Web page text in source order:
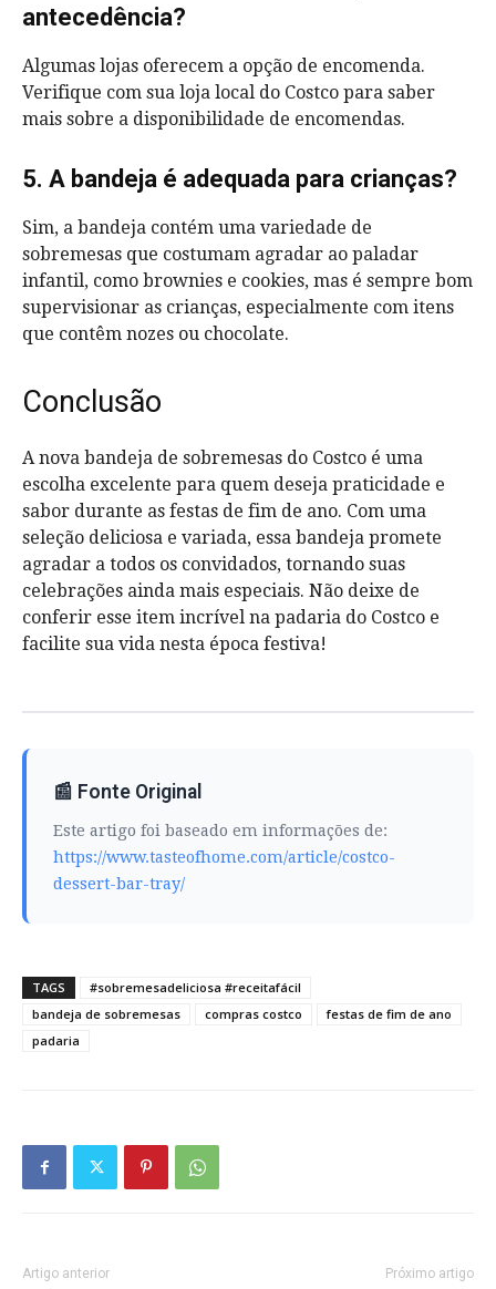
antecedência?
Algumas lojas oferecem a opção de encomenda.
Verifique com sua loja local do Costco para saber
mais sobre a disponibilidade de encomendas.
5. A bandeja é adequada para crianças?
Sim, a bandeja contém uma variedade de
sobremesas que costumam agradar ao paladar
infantil, como brownies e cookies, mas é sempre bom
supervisionar as crianças, especialmente com itens
que contêm nozes ou chocolate.
Conclusão
A nova bandeja de sobremesas do Costco é uma
escolha excelente para quem deseja praticidade e
sabor durante as festas de fim de ano. Com uma
seleção deliciosa e variada, essa bandeja promete
agradar a todos os convidados, tornando suas
celebrações ainda mais especiais. Não deixe de
conferir esse item incrível na padaria do Costco e
facilite sua vida nesta época festiva!
📰 Fonte Original
Este artigo foi baseado em informações de:
https://www.tasteofhome.com/article/costco-
dessert-bar-tray/
TAGS
#sobremesadeliciosa #receitafácil
bandeja de sobremesas
compras costco
festas de fim de ano
padaria
Artigo anterior Próximo artigo